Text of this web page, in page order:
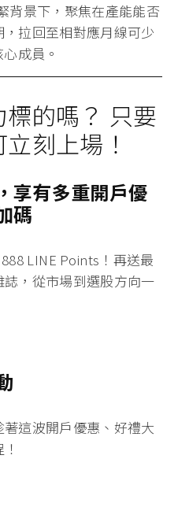
背景下，聚焦在產能能否
拉回至相對應月線可少
成員。
的嗎？ 只要
刻上場！
享有多重開戶優
碼
888 LINE Points！ 再送最
誌 ，從市場到選股方向一
著這波開戶優惠、好禮大